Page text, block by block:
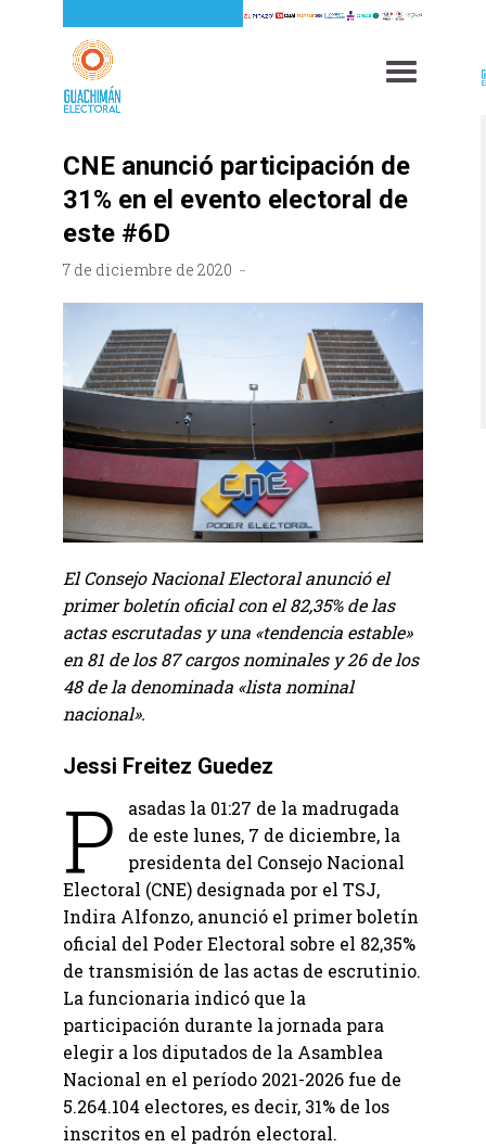
CNE anunció participación de
31% en el evento electoral de
este #6D
7 de diciembre de 2020
El Consejo Nacional Electoral anunció el
primer boletín oficial con el 82,35% de las
actas escrutadas y una «tendencia estable»
en 81 de los 87 cargos nominales y 26 de los
48 de la denominada «lista nominal
nacional».
Jessi Freitez Guedez
P
asadas la 01:27 de la madrugada
de este lunes, 7 de diciembre, la
presidenta del Consejo Nacional
Electoral (CNE) designada por el TSJ,
Indira Alfonzo, anunció el primer boletín
oficial del Poder Electoral sobre el 82,35%
de transmisión de las actas de escrutinio.
La funcionaria indicó que la
participación durante la jornada para
elegir a los diputados de la Asamblea
Nacional en el período 2021-2026 fue de
5.264.104 electores, es decir, 31% de los
inscritos en el padrón electoral.